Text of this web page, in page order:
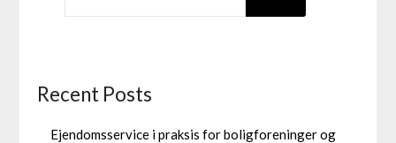
Recent Posts
Ejendomsservice i praksis for boligforeninger og